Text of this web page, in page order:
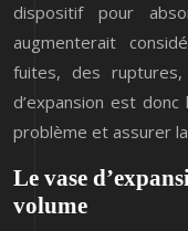
dispositif pour
augmenterait
fuites, des
d’expansion est
problème et assurer
Le vase
volume